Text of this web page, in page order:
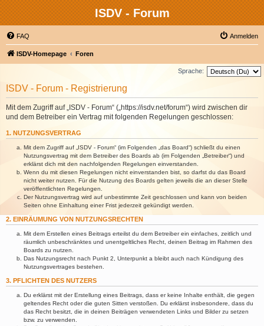
ISDV - Forum
FAQ Anmelden
ISDV-Homepage Foren
Sprache:
ISDV - Forum - Registrierung
Mit dem Zugriff auf „ISDV - Forum“ („https://isdv.net/forum“) wird zwischen dir
und dem Betreiber ein Vertrag mit folgenden Regelungen geschlossen:
1. NUTZUNGSVERTRAG
Mit dem Zugriff auf „ISDV - Forum“ (im Folgenden „das Board“) schließt du einen
Nutzungsvertrag mit dem Betreiber des Boards ab (im Folgenden „Betreiber“) und
erklärst dich mit den nachfolgenden Regelungen einverstanden.
Wenn du mit diesen Regelungen nicht einverstanden bist, so darfst du das Board
nicht weiter nutzen. Für die Nutzung des Boards gelten jeweils die an dieser Stelle
veröffentlichten Regelungen.
Der Nutzungsvertrag wird auf unbestimmte Zeit geschlossen und kann von beiden
Seiten ohne Einhaltung einer Frist jederzeit gekündigt werden.
2. EINRÄUMUNG VON NUTZUNGSRECHTEN
Mit dem Erstellen eines Beitrags erteilst du dem Betreiber ein einfaches, zeitlich und
räumlich unbeschränktes und unentgeltliches Recht, deinen Beitrag im Rahmen des
Boards zu nutzen.
Das Nutzungsrecht nach Punkt 2, Unterpunkt a bleibt auch nach Kündigung des
Nutzungsvertrages bestehen.
3. PFLICHTEN DES NUTZERS
Du erklärst mit der Erstellung eines Beitrags, dass er keine Inhalte enthält, die gegen
geltendes Recht oder die guten Sitten verstoßen. Du erklärst insbesondere, dass du
das Recht besitzt, die in deinen Beiträgen verwendeten Links und Bilder zu setzen
bzw. zu verwenden.